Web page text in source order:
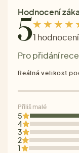
Hodnocení
51 hodnocení
Pro přidání
5
4
3
2
1
Reálná velikost
Příliš malé